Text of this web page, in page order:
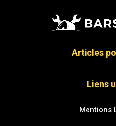
Articles
Liens
Mentions